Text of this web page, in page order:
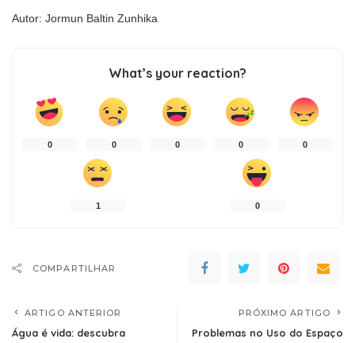
Autor: Jormun Baltin Zunhika
What’s your reaction?
0 0 0 0 0
1 0
COMPARTILHAR
ARTIGO ANTERIOR
Água é vida: descubra
PRÓXIMO ARTIGO
Problemas no Uso do Espaço